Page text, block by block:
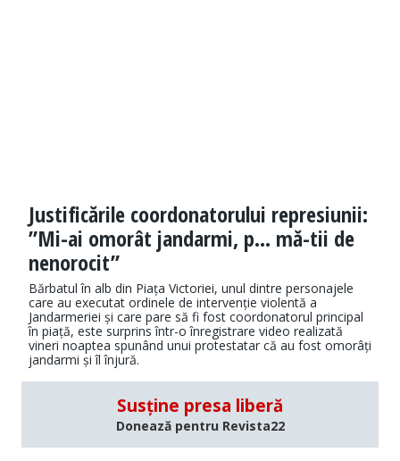
Justificările coordonatorului represiunii:
”Mi-ai omorât jandarmi, p… mă-tii de
nenorocit”
Bărbatul în alb din Piața Victoriei, unul dintre personajele
care au executat ordinele de intervenție violentă a
Jandarmeriei și care pare să fi fost coordonatorul principal
în piață, este surprins într-o înregistrare video realizată
vineri noaptea spunând unui protestatar că au fost omorâți
jandarmi și îl înjură.
Susține presa liberă
Donează pentru Revista22